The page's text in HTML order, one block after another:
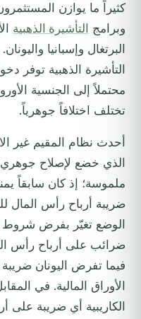
كثيراً ما يوازن
وبرامج التأشيرة الذهبية
البرتغال وإسبانيا
التأشيرة الذهبية توفر
محتملاً إلى الجنسية
تختلف اختلافاً جوهرياً.
ملموسة؛ إذ كان سابقاً
ضريبة أرباح رأس المال
الوضع تغيّر بفرض شروط
الأوراق المالية. في
الكاريبية أي ضريبة على